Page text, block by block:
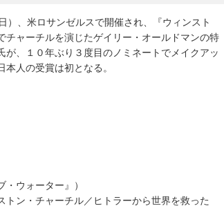
、米ロサンゼルスで開催され、『ウィンスト
チャーチルを演じたゲイリー・オールドマンの特
、１０年ぶり３度目のノミネートでメイクアッ
人の受賞は初となる。
ウォーター』）
ン・チャーチル／ヒトラーから世界を救った